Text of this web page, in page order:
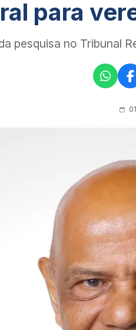
para
pesquisa no Tribunal